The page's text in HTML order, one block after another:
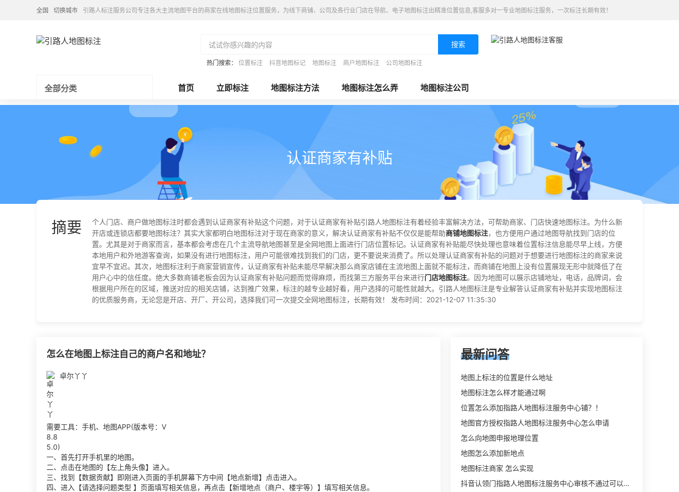
全国 切换城市 引路人标注服务公司专注各大主流地图平台的商家在线地图标注位置服务，为线下商铺、公司及各行业门店在导航、电子地图标注出精准位置信息,客服多对一专业地图标注服务，一次标注长期有效！
搜索
热门搜索： 位置标注 抖音地图标记 地图标注 商户地图标注 公司地图标注
全部分类 首页 立即标注 地图标注方法 地图标注怎么弄 地图标注公司
认证商家有补贴
摘要
个人门店、商户做地图标注时都会遇到认证商家有补贴这个问题，对于认证商家有补贴引路人地图标注有着经验丰富解决方法，可帮助商家、门店快速地图标注。为什么新
开店或连锁店都要地图标注？其实大家都明白地图标注对于现在商家的意义，解决认证商家有补贴不仅仅是能帮助商铺地图标注，也方便用户通过地图导航找到门店的位
置。尤其是对于商家而言，基本都会考虑在几个主流导航地图甚至是全网地图上面进行门店位置标记。认证商家有补贴能尽快处理也意味着位置标注信息能尽早上线，方便
本地用户和外地游客查询，如果没有进行地图标注，用户可能很难找到我们的门店，更不要说来消费了。所以处理认证商家有补贴的问题对于想要进行地图标注的商家来说
宜早不宜迟。其次，地图标注利于商家营销宣传，认证商家有补贴未能尽早解决那么商家店铺在主流地图上面就不能标注，而商铺在地图上没有位置展现无形中就降低了在
用户心中的信任度。绝大多数商铺老板会因为认证商家有补贴问题而觉得麻烦，而找第三方服务平台来进行门店地图标注。因为地图可以展示店铺地址，电话，品牌词，会
根据用户所在的区域，推送对应的相关店铺，达到推广效果，标注的越专业越好看，用户选择的可能性就越大。引路人地图标注是专业解答认证商家有补贴并实现地图标注
的优质服务商，无论您是开店、开厂、开公司，选择我们可一次提交全网地图标注，长期有效！ 发布时间：2021-12-07 11:35:30
怎么在地图上标注自己的商户名和地址？
卓尔丫丫
需要工具：手机、地图APP(版本号：V
8.8
5.0)
一、首先打开手机里的地图。
二、点击在地图的【左上角头像】进入。
三、找到【数据贡献】即刚进入页面的手机屏幕下方中间【地点新增】点击进入。
四、进入【请选择问题类型 】页面填写相关信息，再点击【新增地点（商户、楼宇等）】填写相关信息。
最新问答
地图上标注的位置是什么地址
地图标注怎么样才能通过啊
位置怎么添加指路人地图标注服务中心铺？！
地图官方授权指路人地图标注服务中心怎么申请
怎么向地图申报地理位置
地图怎么添加新地点
地图标注商家 怎么实现
抖音认领门指路人地图标注服务中心审核不通过可以删除不